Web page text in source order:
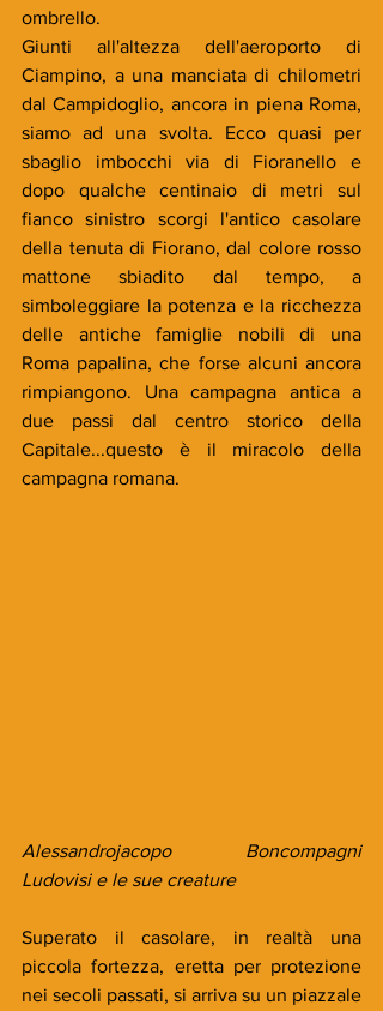
ombrello.
Giunti all'altezza dell'aeroporto di
Ciampino, a una manciata di chilometri
dal Campidoglio, ancora in piena Roma,
siamo ad una svolta. Ecco quasi per
sbaglio imbocchi via di Fioranello e
dopo qualche centinaio di metri sul
fianco sinistro scorgi l'antico casolare
della tenuta di Fiorano, dal colore rosso
mattone sbiadito dal tempo, a
simboleggiare la potenza e la ricchezza
delle antiche famiglie nobili di una
Roma papalina, che forse alcuni ancora
rimpiangono. Una campagna antica a
due passi dal centro storico della
Capitale...questo è il miracolo della
campagna romana.
Alessandrojacopo  Boncompagni
Ludovisi e le sue creature
Superato il casolare, in realtà una
piccola fortezza, eretta per protezione
nei secoli passati, si arriva su un piazzale